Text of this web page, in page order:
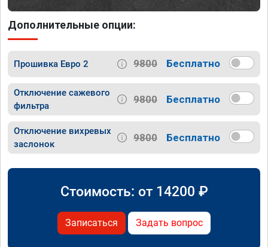
Дополнительные опции:
Прошивка Евро 2 9800 Бесплатно
Отключение сажевого
фильтра
9800 Бесплатно
Отключение вихревых
заслонок
9800 Бесплатно
Стоимость: от 14200 ₽
Записаться Задать вопрос